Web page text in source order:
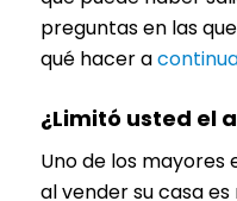
preguntas en las
qué hacer a
¿Limitó usted el
Uno de los
al vender su casa